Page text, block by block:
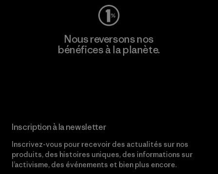
Nous reversons nos
bénéfices à la planète.
Inscription à la newsletter
Inscrivez-vous pour recevoir des actualités sur nos
produits, des histoires uniques, des informations sur
l’activisme, des événements et bien plus encore.